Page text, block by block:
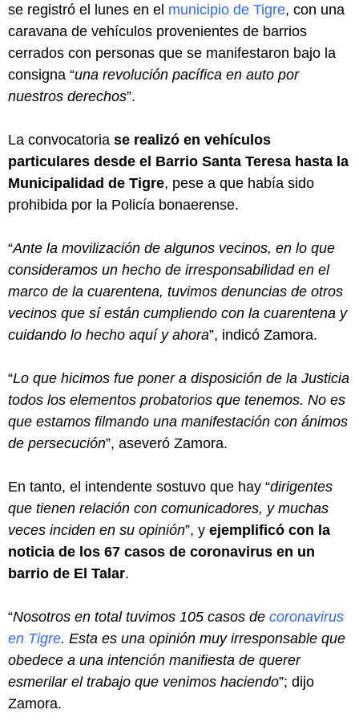
se registró el lunes en el municipio de Tigre, con una
caravana de vehículos provenientes de barrios
cerrados con personas que se manifestaron bajo la
consigna “una revolución pacífica en auto por
nuestros derechos”.
La convocatoria se realizó en vehículos
particulares desde el Barrio Santa Teresa hasta la
Municipalidad de Tigre, pese a que había sido
prohibida por la Policía bonaerense.
“Ante la movilización de algunos vecinos, en lo que
consideramos un hecho de irresponsabilidad en el
marco de la cuarentena, tuvimos denuncias de otros
vecinos que sí están cumpliendo con la cuarentena y
cuidando lo hecho aquí y ahora”, indicó Zamora.
“Lo que hicimos fue poner a disposición de la Justicia
todos los elementos probatorios que tenemos. No es
que estamos filmando una manifestación con ánimos
de persecución”, aseveró Zamora.
En tanto, el intendente sostuvo que hay “dirigentes
que tienen relación con comunicadores, y muchas
veces inciden en su opinión”, y ejemplificó con la
noticia de los 67 casos de coronavirus en un
barrio de El Talar.
“Nosotros en total tuvimos 105 casos de coronavirus
en Tigre. Esta es una opinión muy irresponsable que
obedece a una intención manifiesta de querer
esmerilar el trabajo que venimos haciendo”; dijo
Zamora.